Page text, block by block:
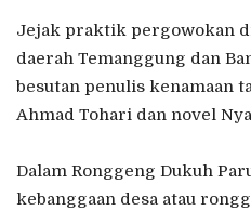
Jejak praktik pergowokan
daerah Temanggung dan
besutan penulis kenamaan
Ahmad Tohari dan novel
Dalam Ronggeng Dukuh
kebanggaan desa atau